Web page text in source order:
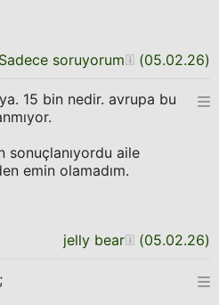
Sadece soruyorum (05.02.26)
15 bin nedir. avrupa bu
sonuçlanıyordu aile
emin olamadım.
jelly bear (05.02.26)